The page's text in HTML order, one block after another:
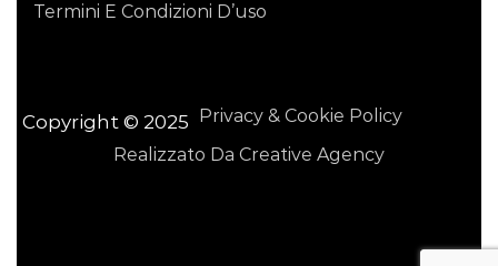
Termini E Condizioni D’uso
Copyright © 2025
Privacy & Cookie Policy
Realizzato Da Creative Agency